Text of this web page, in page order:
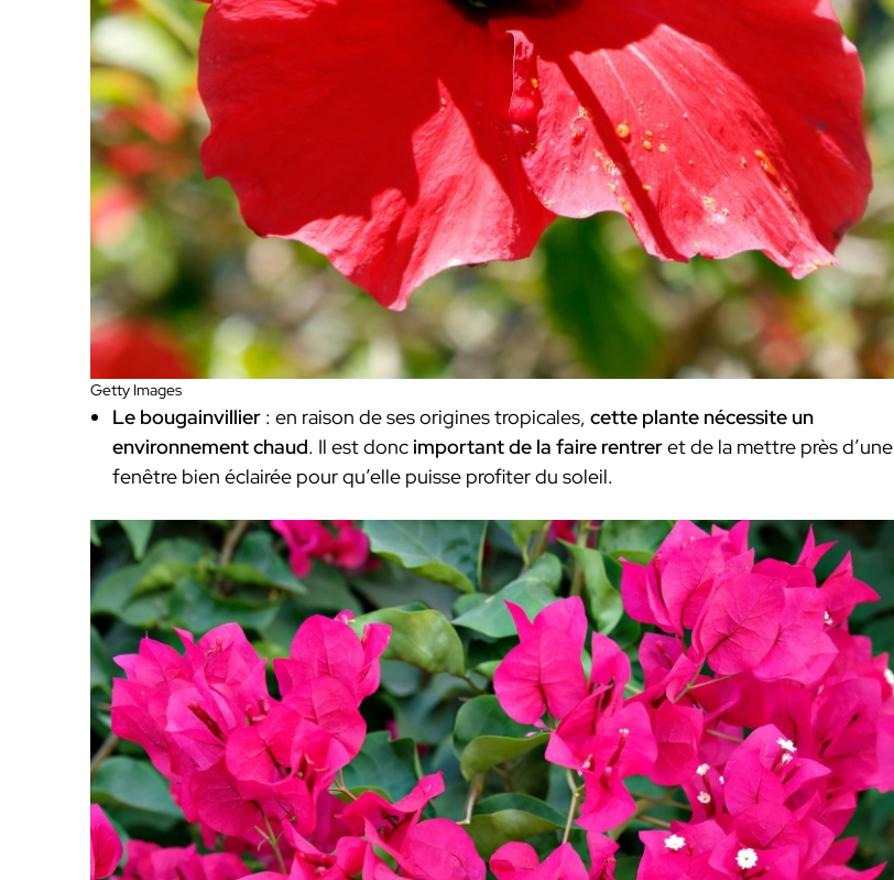
Getty Images
Le bougainvillier : en raison de ses origines tropicales, cette plante nécessite un
environnement chaud. Il est donc important de la faire rentreret de la mettre près d’une
fenêtre bien éclairée pour qu’elle puisse profiter du soleil.